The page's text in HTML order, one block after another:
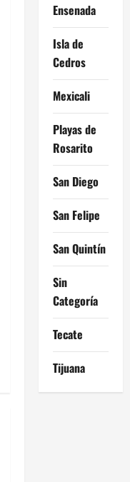
Ensenada
Isla de
Cedros
Mexicali
Playas de
Rosarito
San Diego
San Felipe
San Quintín
Sin
Categoría
Tecate
Tijuana